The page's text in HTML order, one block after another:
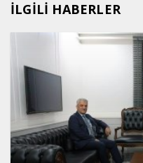
İLGİLİ HABERLER